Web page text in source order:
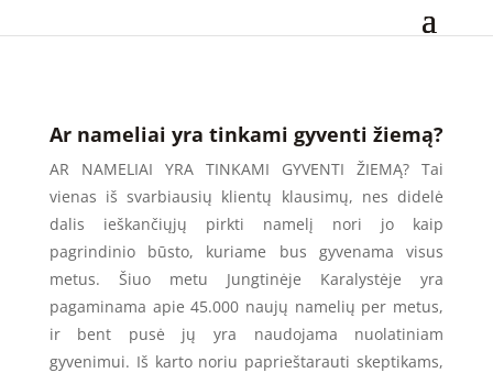
Ar nameliai yra tinkami gyventi žiemą?
AR NAMELIAI YRA TINKAMI GYVENTI ŽIEMĄ? Tai
vienas iš svarbiausių klientų klausimų, nes didelė
dalis ieškančiųjų pirkti namelį nori jo kaip
pagrindinio būsto, kuriame bus gyvenama visus
metus. Šiuo metu Jungtinėje Karalystėje yra
pagaminama apie 45.000 naujų namelių per metus,
ir bent pusė jų yra naudojama nuolatiniam
gyvenimui. Iš karto noriu paprieštarauti skeptikams,